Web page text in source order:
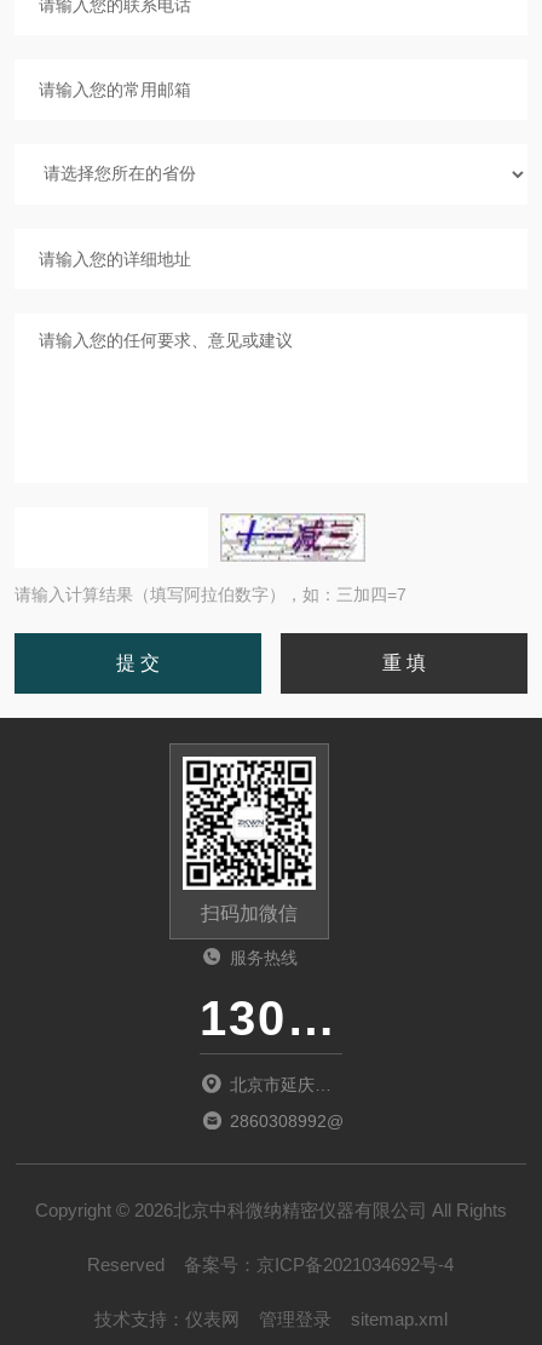
请输入计算结果（填写阿拉伯数字），如：三加四=7
扫码加微信
服务热线
13011285763
北京市延庆区
中关村延庆园
2860308992@qq.com
Copyright © 2026北京中科微纳精密仪器有限公司 All Rights
Reserved 备案号： 京ICP备2021034692号-4
技术支持： 仪表网 管理登录 sitemap.xml